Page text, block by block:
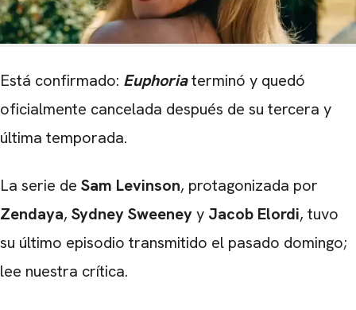
Está confirmado: Euphoriaterminó y quedó
oficialmente cancelada después de su tercera y
última temporada.
La serie de Sam Levinson, protagonizada por
Zendaya, Sydney Sweeneyy Jacob Elordi, tuvo
su último episodio transmitido el pasado domingo;
lee nuestra crítica.